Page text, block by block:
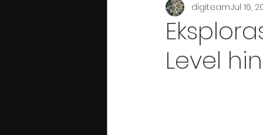
People
Level
digiteamJul 16,